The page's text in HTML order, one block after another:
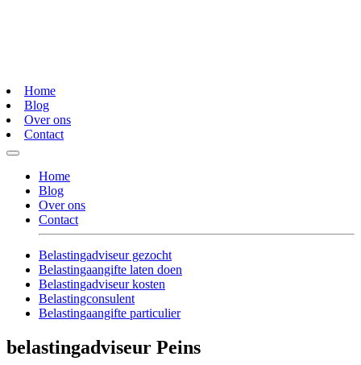
Home
Blog
Over ons
Contact
Home
Blog
Over ons
Contact
Belastingadviseur gezocht
Belastingaangifte laten doen
Belastingadviseur kosten
Belastingconsulent
Belastingaangifte particulier
belastingadviseur Peins